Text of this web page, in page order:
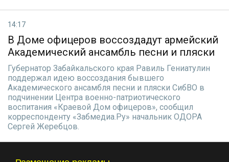
14:17
В Доме офицеров воссоздадут армейский
Академический ансамбль песни и пляски
Губернатор Забайкальского края Равиль Гениатулин
поддержал идею воссоздания бывшего
Академического ансамбля песни и пляски СибВО в
подчинении Центра военно-патриотического
воспитания «Краевой Дом офицеров», сообщил
корреспонденту «Забмедиа.Ру» начальник ОДОРА
Сергей Жеребцов.